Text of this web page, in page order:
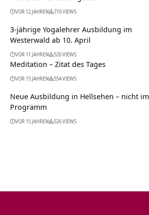
VOR 12 JAHREN 710 VIEWS
3-jährige Yogalehrer Ausbildung im
Westerwald ab 10. April
VOR 11 JAHREN 520 VIEWS
Meditation – Zitat des Tages
VOR 15 JAHREN 554 VIEWS
Neue Ausbildung in Hellsehen – nicht im
Programm
VOR 15 JAHREN 526 VIEWS